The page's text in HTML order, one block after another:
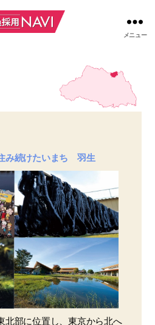
メニュー
み続けたいまち 羽生
部に位置し、東京から北へ